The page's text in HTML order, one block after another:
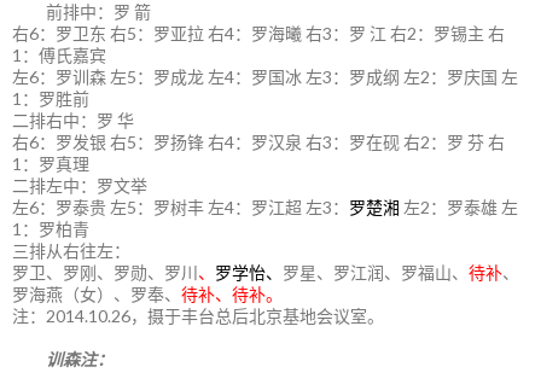
前排中：罗 箭
右6：罗卫东 右5：罗亚拉 右4：罗海曦 右3：罗 江 右2：罗锡主 右
1：傅氏嘉宾
左6：罗训森 左5：罗成龙 左4：罗国冰 左3：罗成纲 左2：罗庆国 左
1：罗胜前
二排右中：罗 华
右6：罗发银 右5：罗扬锋 右4：罗汉泉 右3：罗在砚 右2：罗 芬 右
1：罗真理
二排左中：罗文举
左6：罗泰贵 左5：罗树丰 左4：罗江超 左3： 罗楚湘 左2：罗泰雄 左
1：罗柏青
三排从右往左：
罗卫、罗刚、罗勋、罗川 、 罗学怡、 罗星、罗江润、罗福山、 待补、
罗海燕（女）、罗奉、 待补、待补。
注：2014.10.26，摄于丰台总后北京基地会议室。
训森注：